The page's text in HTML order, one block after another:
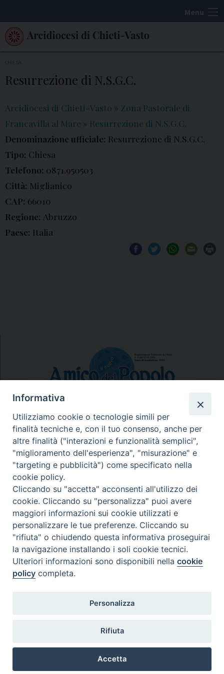
k
Menu
Resurrezione di N.S.G.C.
Arcidiocesi di Chieti-Vasto » Zona Pastorale di
Francavilla al Mare » Resurrezione di N.S.G.C.
Denominazione ufficiale: Resurrezione di N.S.G.C.
Tipo: Chiesa
Telefono: 0871.950503
Città: Miglianico
CAP: 66010
Regione: Abruzzo
Paese: Italia
N.7/8 LUGLIO AGOSTO
N. 6 GIUGNO 2026
N°5 MAGGIO 2026
N° 4 APRILE 2026
Informativa
Utilizziamo cookie o tecnologie simili per
finalità tecniche e, con il tuo consenso, anche per
altre finalità ("interazioni e funzionalità semplici",
"miglioramento dell'esperienza", "misurazione" e
"targeting e pubblicità") come specificato nella
cookie policy.
Cliccando su "accetta" acconsenti all'utilizzo dei
cookie. Cliccando su "personalizza" puoi avere
maggiori informazioni sui cookie utilizzati e
personalizzare le tue preferenze. Cliccando su
"rifiuta" o chiudendo questa informativa proseguirai
la navigazione installando i soli cookie tecnici.
Ulteriori informazioni sono disponibili nellacookie
policy completa.
Personalizza
Rifiuta
Accetta